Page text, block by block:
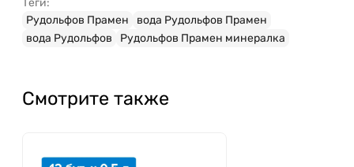
Теги:
Рудольфов Прамен
вода Рудольфов Прамен
вода Рудольфов
Рудольфов Прамен минералка
Смотрите также